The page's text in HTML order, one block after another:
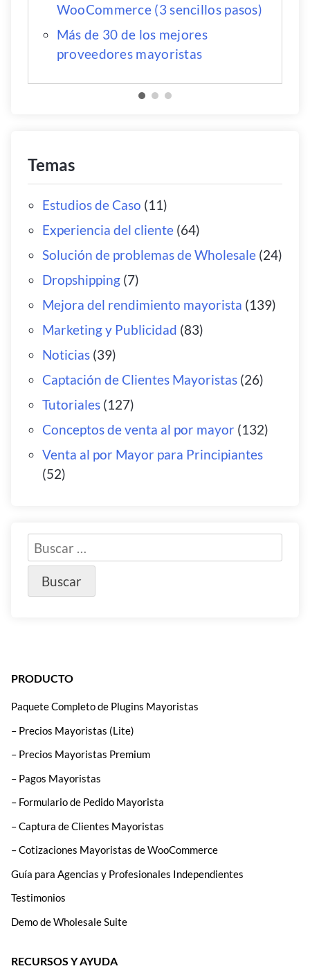
WooCommerce (3 sencillos pasos)
Más de 30 de los mejores
proveedores mayoristas
Temas
Estudios de Caso (11)
Experiencia del cliente(64)
Solución de problemas de Wholesale(24)
Dropshipping(7)
Mejora del rendimiento mayorista (139)
Marketing y Publicidad (83)
Noticias(39)
Captación de Clientes Mayoristas(26)
Tutoriales(127)
Conceptos de venta al por mayor(132)
Venta al por Mayor para Principiantes
(52)
PRODUCTO
Paquete Completo de Plugins Mayoristas
– Precios Mayoristas (Lite)
– Precios Mayoristas Premium
– Pagos Mayoristas
– Formulario de Pedido Mayorista
– Captura de Clientes Mayoristas
– Cotizaciones Mayoristas de WooCommerce
Guía para Agencias y Profesionales Independientes
Testimonios
Demo de Wholesale Suite
RECURSOS Y AYUDA